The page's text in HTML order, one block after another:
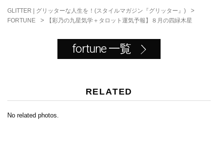
o
o
k
GLITTER | グリッターな人生を！(スタイルマガジン『グリッター』) >
FORTUNE > 【彩乃の九星気学＋タロット運気予報】８月の四緑木星
fortune 一覧
RELATED
No related photos.